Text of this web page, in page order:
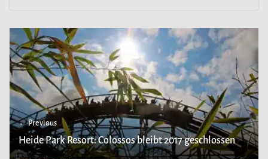
← Previous
Heide Park Resort: Colossos bleibt 2017 geschlossen